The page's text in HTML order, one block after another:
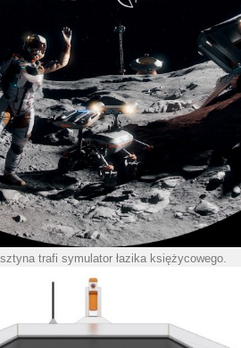
trafi symulator łazika księżycowego.